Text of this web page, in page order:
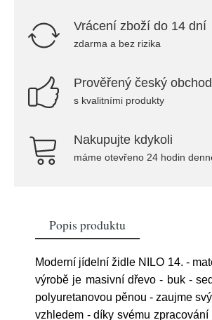
Vrácení zboží do 14 dní
zdarma a bez rizika
Prověřený český obchod
s kvalitními produkty
Nakupujte kdykoli
máme otevřeno 24 hodin
Popis produktu
Moderní jídelní židle NILO 14. -
výrobě je masivní dřevo - buk -
polyuretanovou pěnou - zaujme
vzhledem - díky svému